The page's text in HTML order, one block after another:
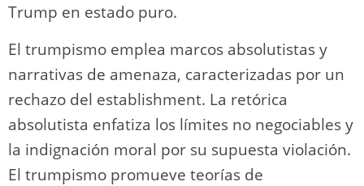
Trump en estado puro.
El trumpismo emplea marcos absolutistas y
narrativas de amenaza,​ caracterizadas por un
rechazo del establishment. La retórica
absolutista enfatiza los límites no negociables y
la indignación moral por su supuesta violación.
El trumpismo promueve teorías de